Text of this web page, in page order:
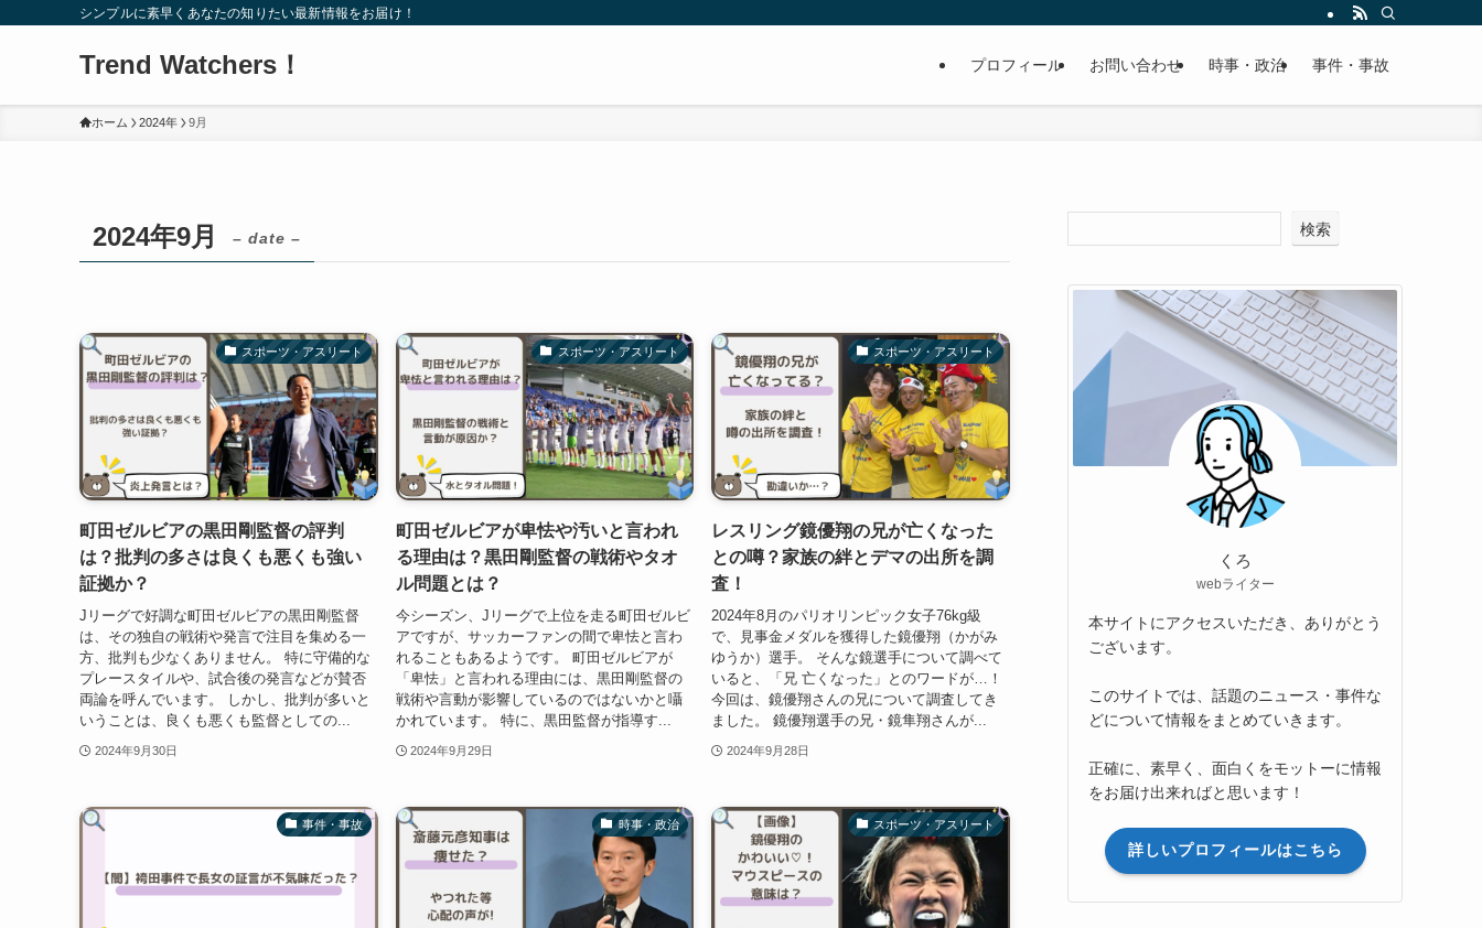
シンプルに素早くあなたの知りたい最新情報をお届け！
Trend Watchers！ プロフィール お問い合わせ 時事・政治 事件・事故
ホーム 2024年 9月
2024年9月 – date –
スポーツ・アスリート
町田ゼルビアの黒田剛監督の評判
は？批判の多さは良くも悪くも強い
証拠か？
Jリーグで好調な町田ゼルビアの黒田剛監督
は、その独自の戦術や発言で注目を集める一
方、批判も少なくありません。 特に守備的な
プレースタイルや、試合後の発言などが賛否
両論を呼んでいます。 しかし、批判が多いと
いうことは、良くも悪くも監督としての...
2024年9月30日
スポーツ・アスリート
町田ゼルビアが卑怯や汚いと言われ
る理由は？黒田剛監督の戦術やタオ
ル問題とは？
今シーズン、Jリーグで上位を走る町田ゼルビ
アですが、サッカーファンの間で卑怯と言わ
れることもあるようです。 町田ゼルビアが
「卑怯」と言われる理由には、黒田剛監督の
戦術や言動が影響しているのではないかと囁
かれています。 特に、黒田監督が指導す...
2024年9月29日
スポーツ・アスリート
レスリング鏡優翔の兄が亡くなった
との噂？家族の絆とデマの出所を調
査！
2024年8月のパリオリンピック女子76kg級
で、見事金メダルを獲得した鏡優翔（かがみ
ゆうか）選手。 そんな鏡選手について調べて
いると、「兄 亡くなった」とのワードが…！
今回は、鏡優翔さんの兄について調査してき
ました。 鏡優翔選手の兄・鏡隼翔さんが...
2024年9月28日
事件・事故 時事・政治 スポーツ・アスリート
検索
くろ
webライター
本サイトにアクセスいただき、ありがとう
ございます。
このサイトでは、話題のニュース・事件な
どについて情報をまとめていきます。
正確に、素早く、面白くをモットーに情報
をお届け出来ればと思います！
詳しいプロフィールはこちら